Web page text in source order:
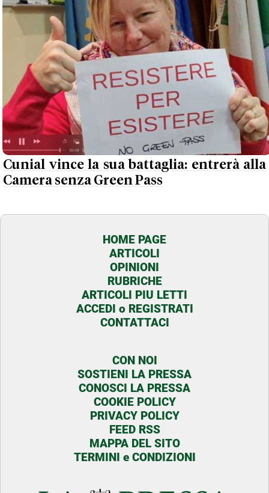
Cunial vince la sua battaglia: entrerà alla
Camera senza Green Pass
HOME PAGE
ARTICOLI
OPINIONI
RUBRICHE
ARTICOLI PIU LETTI
ACCEDI o REGISTRATI
CONTATTACI
CON NOI
SOSTIENI LA PRESSA
CONOSCI LA PRESSA
COOKIE POLICY
PRIVACY POLICY
FEED RSS
MAPPA DEL SITO
TERMINI e CONDIZIONI